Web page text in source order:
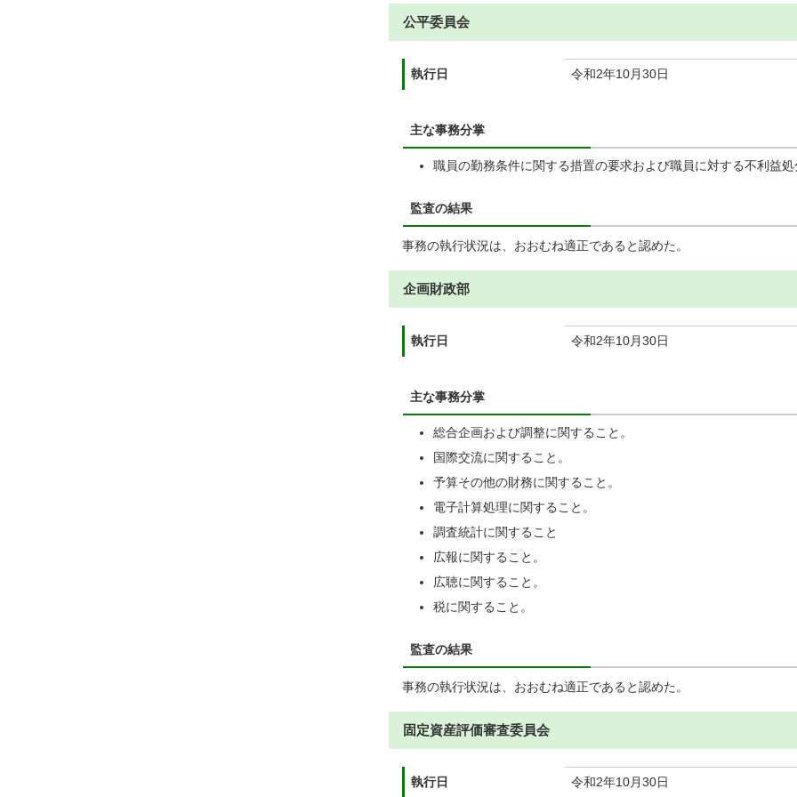
公平委員会
執行日 令和2年10月30日
主な事務分掌
職員の勤務条件に関する措置の要求および職員に対する不利益処
監査の結果
事務の執行状況は、おおむね適正であると認めた。
企画財政部
執行日 令和2年10月30日
主な事務分掌
総合企画および調整に関すること。
国際交流に関すること。
予算その他の財務に関すること。
電子計算処理に関すること。
調査統計に関すること
広報に関すること。
広聴に関すること。
税に関すること。
監査の結果
事務の執行状況は、おおむね適正であると認めた。
固定資産評価審査委員会
執行日 令和2年10月30日